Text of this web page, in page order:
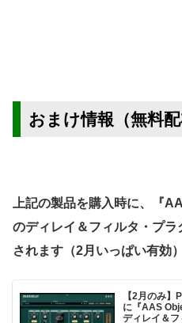
おまけ情報（無料配
上記の製品を購入時に、『
のディレイ＆フィルタ・プ
されます（2月いっぱい有効
【2月のみ
に『AAS
ディレイ＆フ